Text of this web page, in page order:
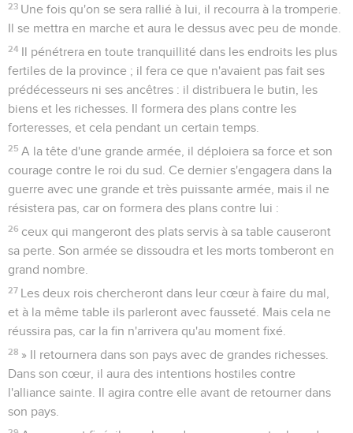
23 Une fois qu'on se sera rallié à lui, il recourra à la tromperie.
Il se mettra en marche et aura le dessus avec peu de monde.
24 Il pénétrera en toute tranquillité dans les endroits les plus
fertiles de la province ; il fera ce que n'avaient pas fait ses
prédécesseurs ni ses ancêtres : il distribuera le butin, les
biens et les richesses. Il formera des plans contre les
forteresses, et cela pendant un certain temps.
25 A la tête d'une grande armée, il déploiera sa force et son
courage contre le roi du sud. Ce dernier s'engagera dans la
guerre avec une grande et très puissante armée, mais il ne
résistera pas, car on formera des plans contre lui :
26 ceux qui mangeront des plats servis à sa table causeront
sa perte. Son armée se dissoudra et les morts tomberont en
grand nombre.
27 Les deux rois chercheront dans leur cœur à faire du mal,
et à la même table ils parleront avec fausseté. Mais cela ne
réussira pas, car la fin n'arrivera qu'au moment fixé.
28 » Il retournera dans son pays avec de grandes richesses.
Dans son cœur, il aura des intentions hostiles contre
l'alliance sainte. Il agira contre elle avant de retourner dans
son pays.